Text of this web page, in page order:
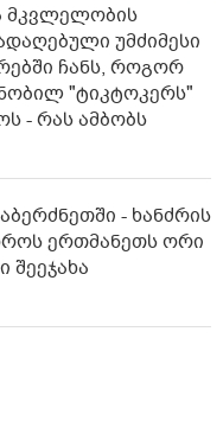
მკვლელობის
უმძიმესი
ჩანს, როგორ
"ტიკტოკერს"
- რას ამბობს
- ხანძრის
ერთმანეთს ორი
შეეჯახა